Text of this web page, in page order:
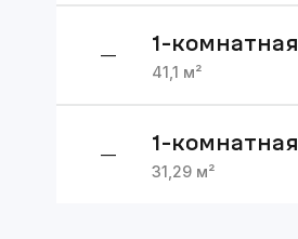
— 1-комнатная
41,1 м²
— 1-комнатная
31,29 м²